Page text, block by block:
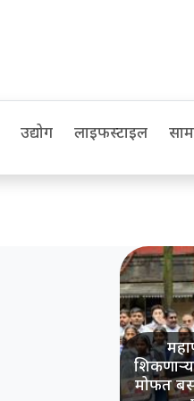
उद्योग लाइफस्टाइल
मोफत बस